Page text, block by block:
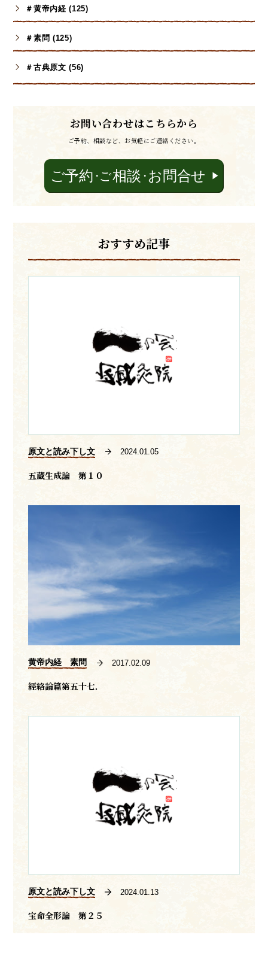
＃黄帝内経 (125)
＃素問 (125)
＃古典原文 (56)
お問い合わせはこちらから
ご予約、相談など、お気軽にご連絡ください。
おすすめ記事
原文と読み下し文 2024.01.05
五蔵生成論 第１０
黄帝内経 素問 2017.02.09
經絡論篇第五十七．
原文と読み下し文 2024.01.13
宝命全形論 第２５